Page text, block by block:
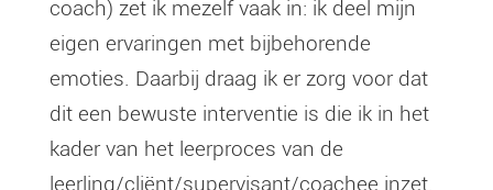
coach) zet ik mezelf vaak in: ik deel mijn
eigen ervaringen met bijbehorende
emoties. Daarbij draag ik er zorg voor dat
dit een bewuste interventie is die ik in het
kader van het leerproces van de
leerling/cliënt/supervisant/coachee inzet.